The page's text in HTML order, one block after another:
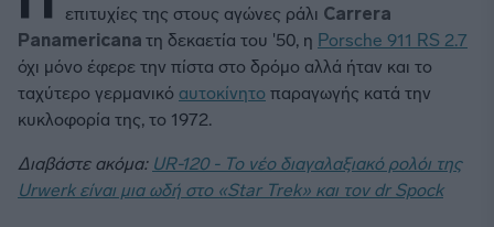
επιτυχίες της στους αγώνες ράλι Carrera
Panamericana τη δεκαετία του '50, η Porsche 911 RS 2.7
όχι μόνο έφερε την πίστα στο δρόμο αλλά ήταν και το
ταχύτερο γερμανικό αυτοκίνητο παραγωγής κατά την
κυκλοφορία της, το 1972.
Διαβάστε ακόμα: UR-120 - Το νέο διαγαλαξιακό ρολόι της
Urwerk είναι μια ωδή στο «Star Trek» και τον dr Spock